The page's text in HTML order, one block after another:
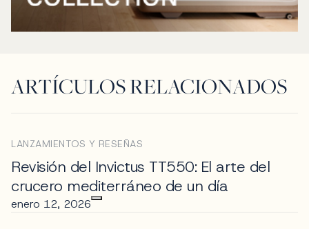
ARTÍCULOS RELACIONADOS
LANZAMIENTOS Y RESEÑAS
Revisión del Invictus TT550: El arte del
crucero mediterráneo de un día
enero 12, 2026